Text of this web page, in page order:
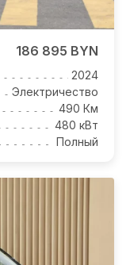
186 895 BYN
2024
Электричество
490 Км
480 кВт
Полный